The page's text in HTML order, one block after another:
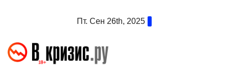
Пт. Сен 26th, 2025